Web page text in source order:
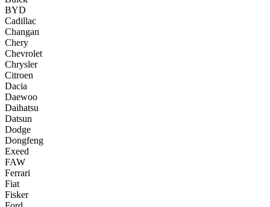
BYD
Cadillac
Changan
Chery
Chevrolet
Chrysler
Citroen
Dacia
Daewoo
Daihatsu
Datsun
Dodge
Dongfeng
Exeed
FAW
Ferrari
Fiat
Fisker